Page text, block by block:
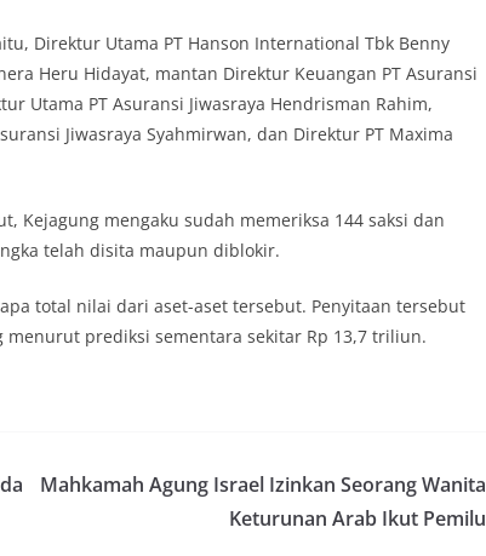
Direktur Utama PT Hanson International Tbk Benny
Heru Hidayat, mantan Direktur Keuangan PT Asuransi
Utama PT Asuransi Jiwasraya Hendrisman Rahim,
Jiwasraya Syahmirwan, dan Direktur PT Maxima
Kejagung mengaku sudah memeriksa 144 saksi dan
telah disita maupun diblokir.
total nilai dari aset-aset tersebut. Penyitaan tersebut
prediksi sementara sekitar Rp 13,7 triliun.
Mahkamah Agung Israel Izinkan Seorang Wanita
Keturunan Arab Ikut Pemilu